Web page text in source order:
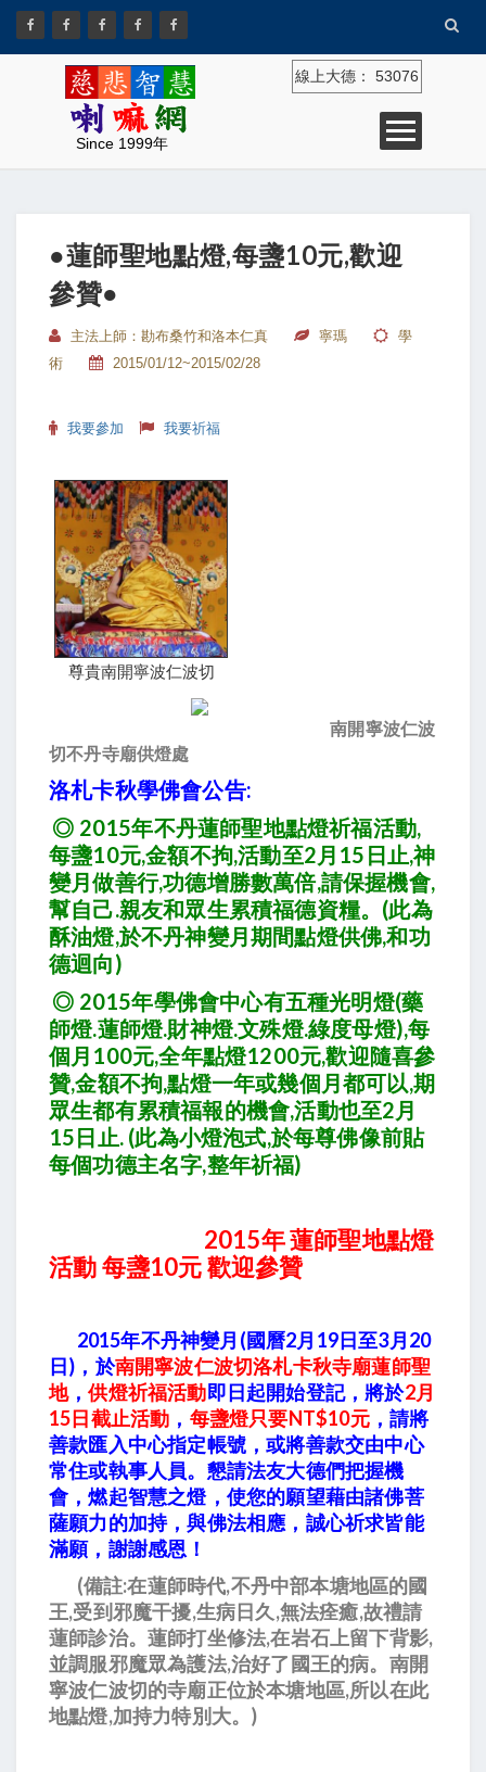
Since 1999年
線上大德： 53076
●蓮師聖地點燈,每盞10元,歡迎
參贊●
主法上師：勘布桑竹和洛本仁真 寧瑪
學
術
2015/01/12~2015/02/28
我要參加 我要祈福
尊貴南開寧波仁波切
南開寧波仁波
切不丹寺廟供燈處
洛札卡秋學佛會公告:
◎ 2015年不丹蓮師聖地點燈祈福活動,
每盞10元,金額不拘,活動至2月15日止,神
變月做善行,功德增勝數萬倍,請保握機會,
幫自己.親友和眾生累積福德資糧。(此為
酥油燈,於不丹神變月期間點燈供佛,和功
德迴向)
◎ 2015年學佛會中心有五種光明燈(藥
師燈.蓮師燈.財神燈.文殊燈.綠度母燈),每
個月100元,全年點燈1200元,歡迎隨喜參
贊,金額不拘,點燈一年或幾個月都可以,期
眾生都有累積福報的機會,活動也至2月
15日止. (此為小燈泡式,於每尊佛像前貼
每個功德主名字,整年祈福)
2015年 蓮師聖地點燈
活動每盞10元歡迎參贊
2015年不丹神變月(國曆2月19日至3月20
日)，於南開寧波仁波切洛札卡秋寺廟蓮師聖
地，供燈祈福活動即日起開始登記，將於2月
15日截止活動 ， 每盞燈只要NT$10元，請將
善款匯入中心指定帳號，或將善款交由中心
常住或執事人員。懇請法友大德們把握機
會，燃起智慧之燈，使您的願望藉由諸佛菩
薩願力的加持，與佛法相應，誠心祈求皆能
滿願，謝謝感恩！
(備註:在蓮師時代,不丹中部本塘地區的國
王,受到邪魔干擾,生病日久,無法痊癒,故禮請
蓮師診治。蓮師打坐修法,在岩石上留下背影,
並調服邪魔眾為護法,治好了國王的病。南開
寧波仁波切的寺廟正位於本塘地區,所以在此
地點燈,加持力特別大。)